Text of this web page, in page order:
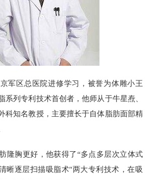
区总医院进修学习，被誉为体雕小王
系列专利技术首创者，他师从于牛星焘、
科知名教授，主要擅长于自体脂肪面部精
胸更好，他获得了“多点多层次立体式
晰逐层扫描吸脂术"两大专利技术，在吸